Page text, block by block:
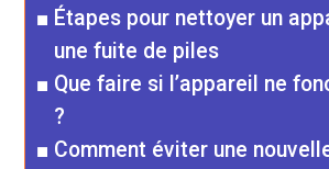
Étapes pour nettoyer un
une fuite de piles
Que faire si l’appareil ne
?
Comment éviter une